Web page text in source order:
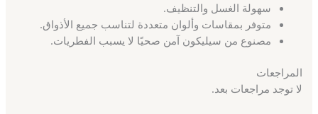
سهولة الغسل والتنظيف.
متوفر بمقاسات وألوان متعددة لتناسب جميع الأذواق.
مصنوع من سيليكون آمن صحيًا لا يسبب الفطريات.
المراجعات
لا توجد مراجعات بعد.